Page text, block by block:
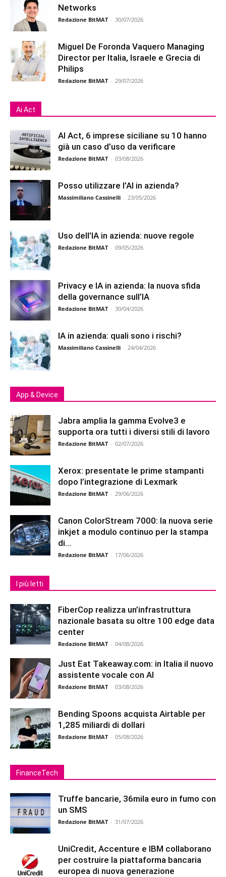
Networks
Redazione BitMAT - 30/07/2026
Miguel De Foronda Vaquero Managing
Director per Italia, Israele e Grecia di
Philips
Redazione BitMAT - 29/07/2026
Ai Act
AI Act, 6 imprese siciliane su 10 hanno
già un caso d’uso da verificare
Redazione BitMAT - 03/08/2026
Posso utilizzare l’AI in azienda?
Massimiliano Cassinelli - 23/05/2026
Uso dell’IA in azienda: nuove regole
Redazione BitMAT - 09/05/2026
Privacy e IA in azienda: la nuova sfida
della governance sull’IA
Redazione BitMAT - 30/04/2026
IA in azienda: quali sono i rischi?
Massimiliano Cassinelli - 24/04/2026
App & Device
Jabra amplia la gamma Evolve3 e
supporta ora tutti i diversi stili di lavoro
Redazione BitMAT - 02/07/2026
Xerox: presentate le prime stampanti
dopo l’integrazione di Lexmark
Redazione BitMAT - 29/06/2026
Canon ColorStream 7000: la nuova serie
inkjet a modulo continuo per la stampa
di...
Redazione BitMAT - 17/06/2026
I più letti
FiberCop realizza un’infrastruttura
nazionale basata su oltre 100 edge data
center
Redazione BitMAT - 04/08/2026
Just Eat Takeaway.com: in Italia il nuovo
assistente vocale con AI
Redazione BitMAT - 03/08/2026
Bending Spoons acquista Airtable per
1,285 miliardi di dollari
Redazione BitMAT - 05/08/2026
FinanceTech
Truffe bancarie, 36mila euro in fumo con
un SMS
Redazione BitMAT - 31/07/2026
UniCredit, Accenture e IBM collaborano
per costruire la piattaforma bancaria
europea di nuova generazione